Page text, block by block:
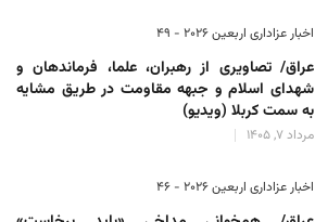
اخبار عزاداری اربعین ۲۰۲۶ - 49
عراق/ تصاویری از رهبران، علما، فرماندهان و
شهدای اسلام و جبهه مقاومت در طریق مشایه
به سمت کربلا (ویدیو)
مرداد 7, 1405
اخبار عزاداری اربعین ۲۰۲۶ - 46